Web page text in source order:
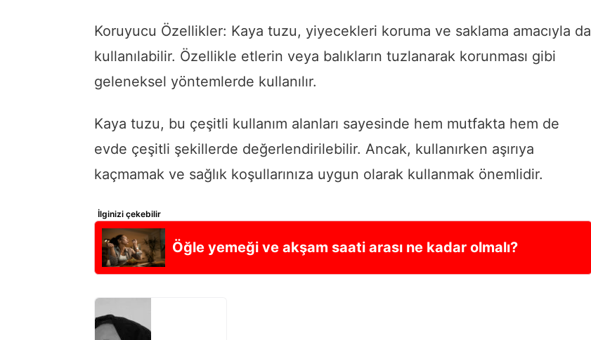
Koruyucu Özellikler: Kaya tuzu, yiyecekleri koruma ve saklama amacıyla da
kullanılabilir. Özellikle etlerin veya balıkların tuzlanarak korunması gibi
geleneksel yöntemlerde kullanılır.
Kaya tuzu, bu çeşitli kullanım alanları sayesinde hem mutfakta hem de
evde çeşitli şekillerde değerlendirilebilir. Ancak, kullanırken aşırıya
kaçmamak ve sağlık koşullarınıza uygun olarak kullanmak önemlidir.
İlginizi çekebilir
Öğle yemeği ve akşam saati arası ne kadar olmalı?